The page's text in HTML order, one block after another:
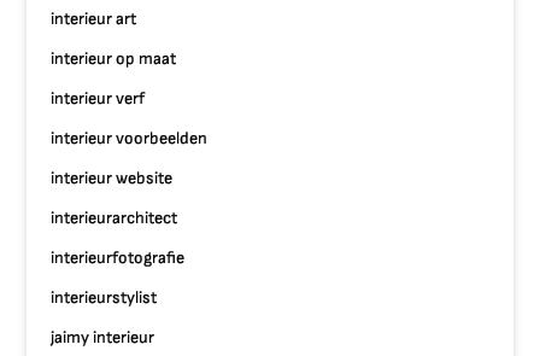
interieur art
interieur op maat
interieur verf
interieur voorbeelden
interieur website
interieurarchitect
interieurfotografie
interieurstylist
jaimy interieur